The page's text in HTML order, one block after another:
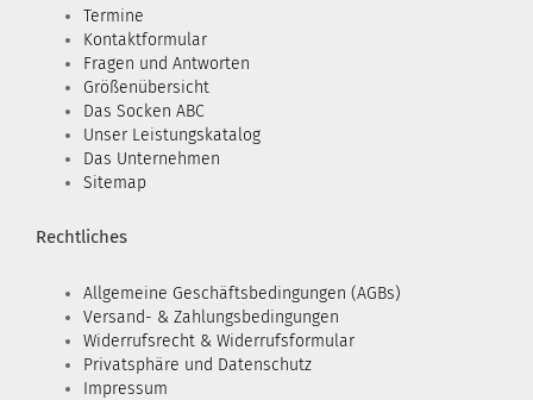
Termine
Kontaktformular
Fragen und Antworten
Größenübersicht
Das Socken ABC
Unser Leistungskatalog
Das Unternehmen
Sitemap
Rechtliches
Allgemeine Geschäftsbedingungen (AGBs)
Versand- & Zahlungsbedingungen
Widerrufsrecht & Widerrufsformular
Privatsphäre und Datenschutz
Impressum